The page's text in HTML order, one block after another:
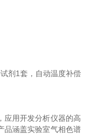
剂1套，自动温度补偿
应用开发分析仪器的高
品涵盖实验室气相色谱